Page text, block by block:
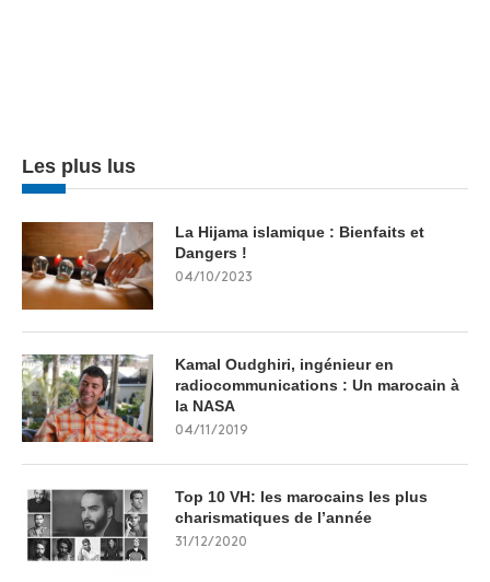
Les plus lus
La Hijama islamique : Bienfaits et
Dangers !
04/10/2023
Kamal Oudghiri, ingénieur en
radiocommunications : Un marocain à
la NASA
04/11/2019
Top 10 VH: les marocains les plus
charismatiques de l’année
31/12/2020